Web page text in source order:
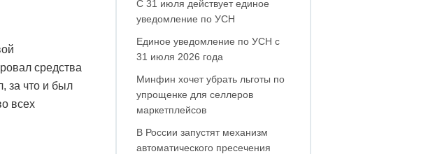
средства
за что и был
всех
С 31 июля действует единое
уведомление по УСН
Единое уведомление по УСН с
31 июля 2026 года
Минфин хочет убрать льготы по
упрощенке для селлеров
маркетплейсов
В России запустят механизм
автоматического пресечения